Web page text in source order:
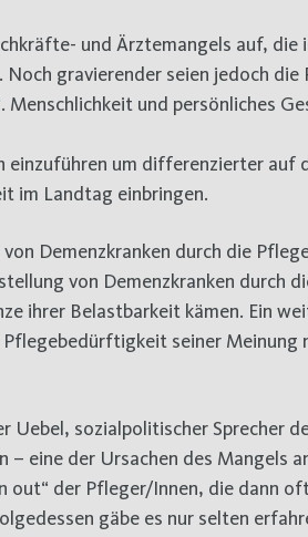
und Ärztemangels auf, die
gravierender seien jedoch die
und persönliches
einzuführen um differenzierter auf
im Landtag einbringen.
Demenzkranken durch die
von Demenzkranken durch
ihrer Belastbarkeit kämen. Ein
seiner Meinung
Uebel, sozialpolitischer Sprecher
eine der Ursachen des Mangels
der Pfleger/Innen, die dann
gäbe es nur selten